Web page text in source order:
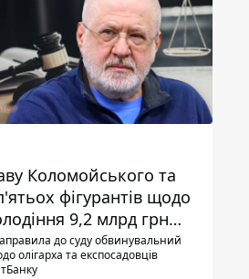
Коломойського та
фігурантів щодо
9,2 млрд грн
скерували до
до суду обвинувальний
олігарха та експосадовців